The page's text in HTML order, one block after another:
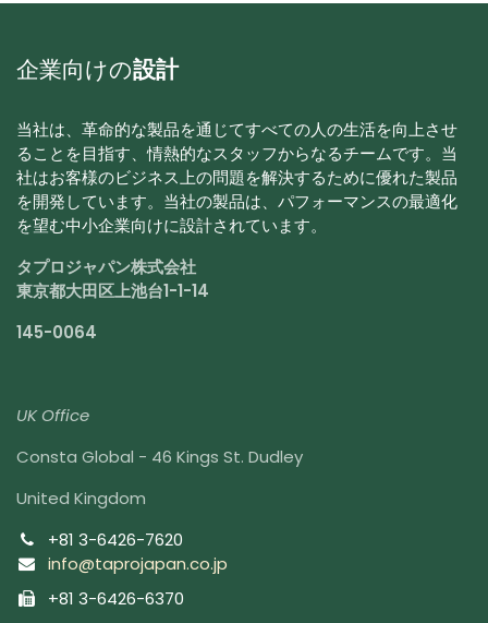
企業向けの設計
当社は、革命的な製品を通じてすべての人の生活を向上させ
ることを目指す、情熱的なスタッフからなるチームです。当
社はお客様のビジネス上の問題を解決するために優れた製品
を開発しています。当社の製品は、パフォーマンスの最適化
を望む中小企業向けに設計されています。
タプロジャパン株式会社
東京都大田区上池台1-1-14
145-0064
UK Office
Consta Global - 46 Kings St. Dudley
United Kingdom
+81 3-6426-7620
info@taprojapan.co.jp
+81 3-6426-6370